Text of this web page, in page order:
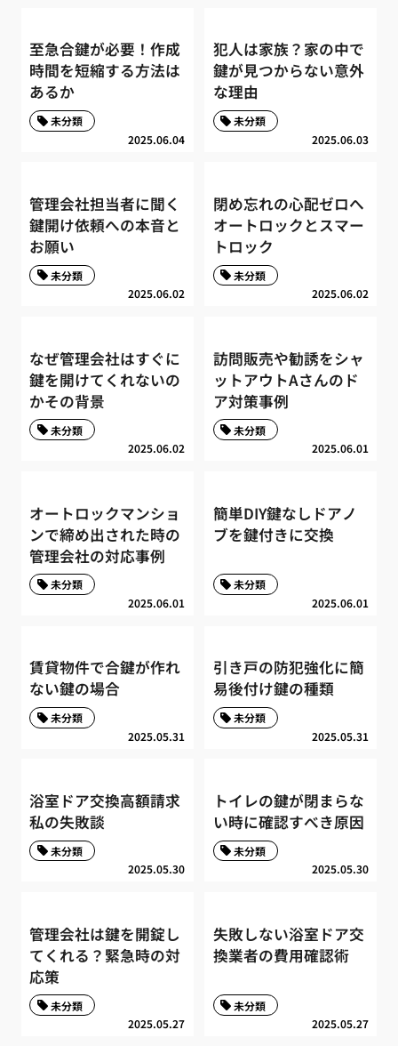
至急合鍵が必要！作成
時間を短縮する方法は
あるか
2025.06.04
未分類
犯人は家族？家の中で
鍵が見つからない意外
な理由
2025.06.03
未分類
管理会社担当者に聞く
鍵開け依頼への本音と
お願い
2025.06.02
未分類
閉め忘れの心配ゼロへ
オートロックとスマー
トロック
2025.06.02
未分類
なぜ管理会社はすぐに
鍵を開けてくれないの
かその背景
2025.06.02
未分類
訪問販売や勧誘をシャ
ットアウトAさんのド
ア対策事例
2025.06.01
未分類
オートロックマンショ
ンで締め出された時の
管理会社の対応事例
2025.06.01
未分類
簡単DIY鍵なしドアノ
ブを鍵付きに交換
2025.06.01
未分類
賃貸物件で合鍵が作れ
ない鍵の場合
2025.05.31
未分類
引き戸の防犯強化に簡
易後付け鍵の種類
2025.05.31
未分類
浴室ドア交換高額請求
私の失敗談
2025.05.30
未分類
トイレの鍵が閉まらな
い時に確認すべき原因
2025.05.30
未分類
管理会社は鍵を開錠し
てくれる？緊急時の対
応策
2025.05.27
未分類
失敗しない浴室ドア交
換業者の費用確認術
2025.05.27
未分類